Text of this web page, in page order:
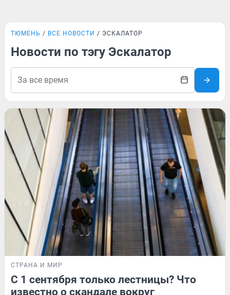
ТЮМЕНЬ ВСЕ НОВОСТИ ЭСКАЛАТОР
Новости по тэгу Эскалатор
СТРАНА И МИР
C 1 сентября только лестницы? Что
известно о скандале вокруг